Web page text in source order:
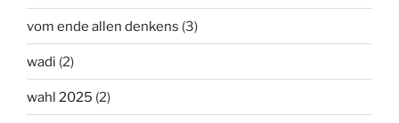
vom ende allen denkens (3)
wadi (2)
wahl 2025 (2)